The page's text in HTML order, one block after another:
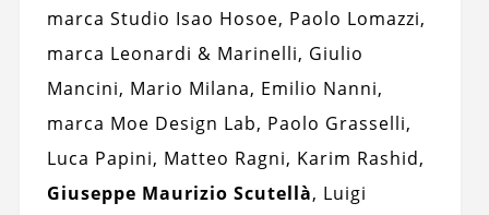
marca Studio Isao Hosoe, Paolo Lomazzi,
marca Leonardi & Marinelli, Giulio
Mancini, Mario Milana, Emilio Nanni,
marca Moe Design Lab, Paolo Grasselli,
Luca Papini, Matteo Ragni, Karim Rashid,
Giuseppe Maurizio Scutellà, Luigi